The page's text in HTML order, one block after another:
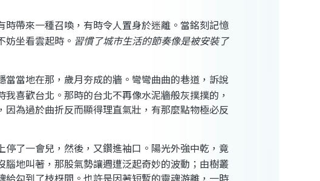
時帶來一種召喚，有時令人置身於迷離。當銘刻記憶
坐看雲起時。 習慣了城市生活的節奏像是被安裝了
當地在那，歲月夯成的牆。彎彎曲曲的巷道，訴說
喜歡台北。那時的台北不再像水泥牆般灰撲撲的，
為過於曲折反而顯得理直氣壯，有那麼點物極必反
了一會兒，然後，又鑽進袖口。陽光外強中乾，竟
地叫著，那股氣勢讓週遭泛起奇妙的波動；由樹叢
勾到了枝枒間。也許是因著短暫的靈魂游離，一時